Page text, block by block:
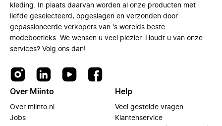
kleding. In plaats daarvan worden al onze producten met
liefde geselecteerd, opgeslagen en verzonden door
gepassioneerde verkopers van 's werelds beste
modeboetieks. We wensen u veel plezier. Houdt u van onze
services? Volg ons dan!
Over Miinto
Over miinto.nl
Jobs
Help
Veel gestelde vragen
Klantenservice